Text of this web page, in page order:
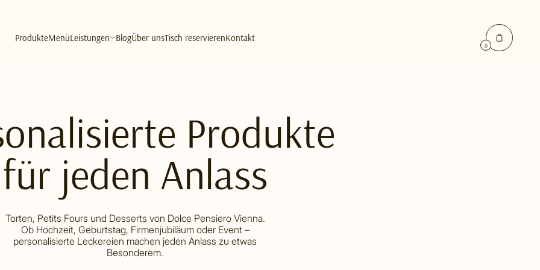
ProdukteMenüLeistungen BlogÜber unsTisch reservierenKontakt
0
Produkte
für jeden Anlass
Torten, Petits Fours und Desserts von Dolce Pensiero Vienna.
Ob Hochzeit, Geburtstag, Firmenjubiläum oder Event –
personalisierte Leckereien machen jeden Anlass zu etwas
Besonderem.